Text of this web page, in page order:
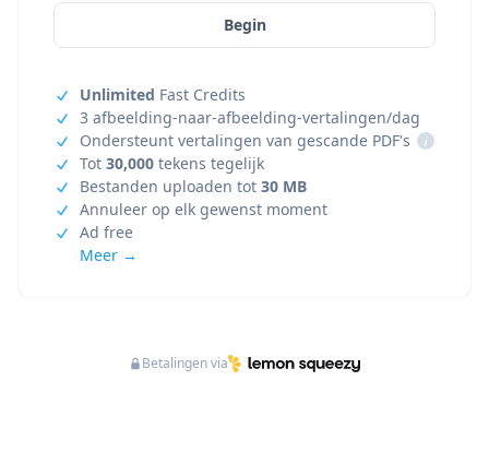
Begin
Unlimited Fast Credits
3 afbeelding-naar-afbeelding-vertalingen/dag
Ondersteunt vertalingen van gescande PDF's
i
Tot 30,000 tekens tegelijk
Bestanden uploaden tot 30 MB
Annuleer op elk gewenst moment
Ad free
Meer →
Betalingen via